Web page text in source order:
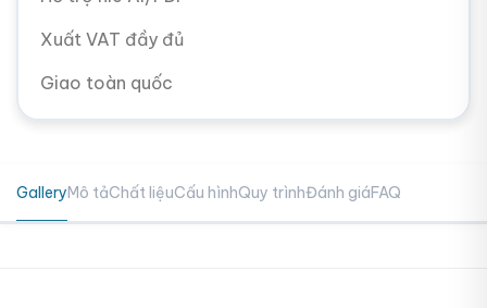
Xuất VAT đầy đủ
Giao toàn quốc
GalleryMô tảChất liệuCấu hìnhQuy trìnhĐánh giáFAQ